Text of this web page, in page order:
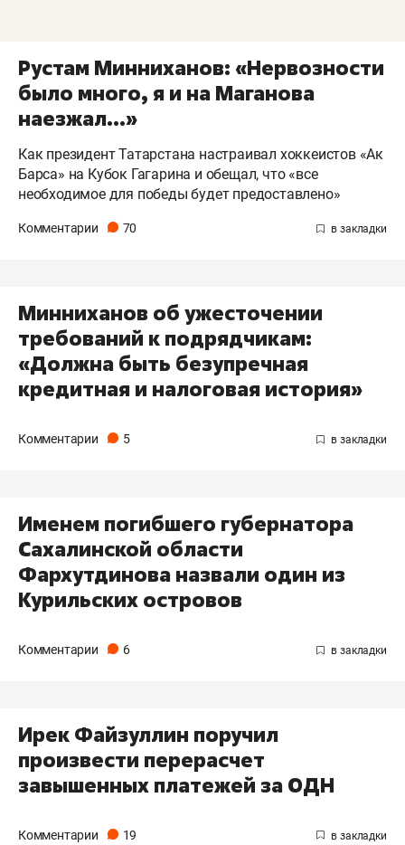
Рустам Минниханов: «Нервозности
было много, я и на Маганова
наезжал...»
Как президент Татарстана настраивал хоккеистов «Ак
Барса» на Кубок Гагарина и обещал, что «все
необходимое для победы будет предоставлено»
Комментарии 70
​Минниханов об ужесточении
требований к подрядчикам:
«Должна быть безупречная
кредитная и налоговая история»
Комментарии 5
​Именем погибшего губернатора
Сахалинской области
Фархутдинова назвали один из
Курильских островов
Комментарии 6
​Ирек Файзуллин поручил
произвести перерасчет
завышенных платежей за ОДН
Комментарии 19